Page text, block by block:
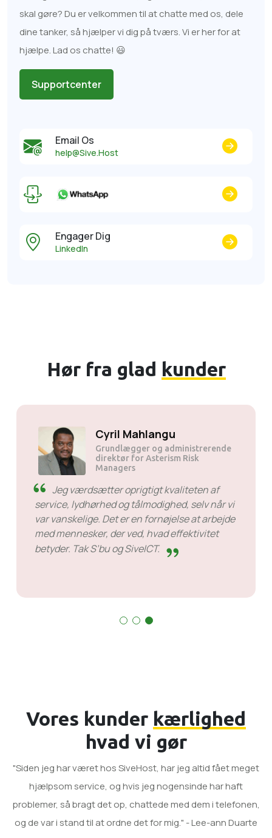
skal gøre? Du er velkommen til at chatte med os, dele
dine tanker, så hjælper vi dig på tværs. Vi er her for at
hjælpe. Lad os chatte! 😃
Supportcenter
Email Os
help@Sive.Host
Engager Dig
LinkedIn
Hør fra glad kunder
Solly Motsoane
Grundlægger og administrerende
direktør i Mogen Pty Ltd
er normalt et skridt foran og er
for det meste opmærksomme på problemer
før tid. Der er nogle tilfælde, hvor jeg var nødt
til at vente på svar, men det er ikke noget, der
er imod dem. De er gode til det, de laver.
Vores kunder kærlighed
hvad vi gør
"Siden jeg har været hos SiveHost, har jeg altid fået meget
hjælpsom service, og hvis jeg nogensinde har haft
problemer, så bragt det op, chattede med dem i telefonen,
og de var i stand til at ordne det for mig." - Lee-ann Duarte